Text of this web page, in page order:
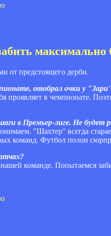
максимально
от предстоящего дерби.
отобрал очки у
проявляет в чемпионате.
в Премьер-лиге. Не будет
"Шахтер" всегда
команд. Футбол полон
команде. Попытаемся